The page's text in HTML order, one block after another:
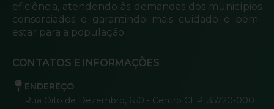
eficiência, atendendo às demandas dos municípios
consorciados e garantindo mais cuidado e bem-
estar para a população.
CONTATOS E INFORMAÇÕES
ENDEREÇO
Rua Oito de Dezembro, 650 - Centro CEP: 35720-000